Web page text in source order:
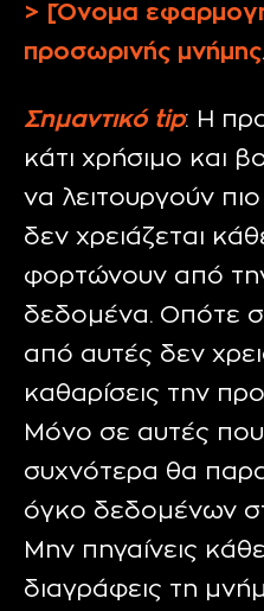
> [Όνομα
προσωρινής μνήμης.
Σημαντικό tip: Η
κάτι χρήσιμο και
να λειτουργούν
δεν χρειάζεται
φορτώνουν από
δεδομένα. Οπότε
από αυτές δεν
καθαρίσεις την
Μόνο σε αυτές που
συχνότερα θα
όγκο δεδομένων
Μην πηγαίνεις
διαγράφεις τη